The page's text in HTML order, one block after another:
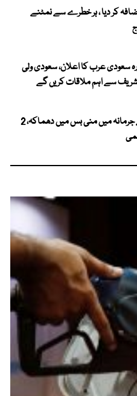
کر دیا ، ہر خطرے سے نمٹنے
سعودی عرب کا اعلان، سعودی ولی
شریف سے اہم ملاقات کریں گے
دمشق کے نواحی علاقے جرمانہ میں منی بس میں دھماکہ، 2